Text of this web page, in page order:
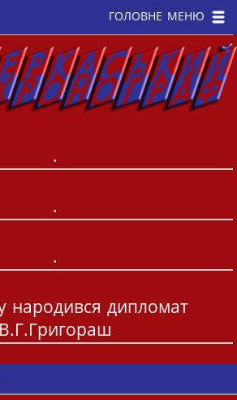
ГОЛОВНЕ МЕНЮ
.
.
.
народився дипломат
В.Г.Григораш